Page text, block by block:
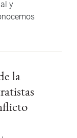
y
la